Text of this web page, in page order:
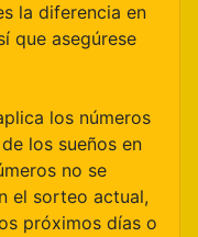
la diferencia en
que asegúrese
los números
los sueños en
no se
el sorteo actual,
próximos días o